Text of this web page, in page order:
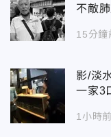
不敵
15分鐘
影/淡
一家3
1小時前